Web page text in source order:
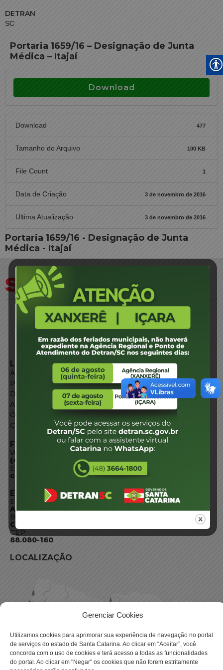
Gerenciar Cookies
Utilizamos cookies para aprimorar sua experiência de navegação no portal
de serviços do estado de Santa Catarina. Ao clicar em “Aceitar”, você
concorda com o uso de cookies e terá acesso a todas as funcionalidades
do portal. Ao clicar em "Negar" os cookies que não forem estritamente
DETRAN
SC
Portaria 1659/16 – Designação de Junta
Médica – Itajaí
Download
Download 477
Tamanho do Arquivo 100 KB
File Count 1
Data de Criação 3 de novembro de 2016
Ultima Atualização 3 de novembro de 2016
Portaria 1659/16 - Designação de Junta
Médica - Itajaí
LINKS EXTERNOS
Agência de Notícias
Portal de Serviços
Diário Oficial
Acesso à Informação
Órgãos do Governo
Conheça SC
FALE CONOSCO
WhatsApp:
(48) 3664-1800
E-mail:
centraldeinformacoes@detran.sc.gov.br
ENDEREÇO
Endereço:
Av. Almirante Tamandaré - 480
Bairro:
Coqueiros, Florianópolis SC
CEP:
88.080-160
LOCALIZAÇÃO